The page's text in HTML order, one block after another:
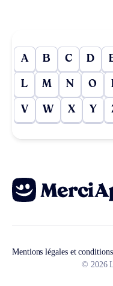
A B C D
L M N O
V W X Y
Mentions légales et
© 2026